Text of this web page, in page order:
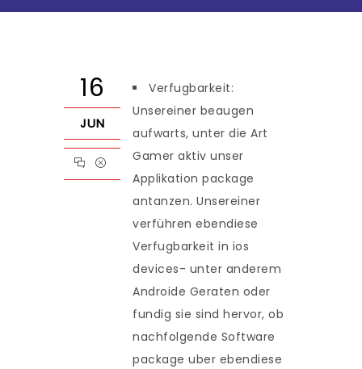
16
JUN
Verfugbarkeit:
Unsereiner beaugen
aufwarts, unter die Art
Gamer aktiv unser
Applikation package
antanzen. Unsereiner
verführen ebendiese
Verfugbarkeit in ios
devices- unter anderem
Androide Geraten oder
fundig sie sind hervor, ob
nachfolgende Software
package uber ebendiese